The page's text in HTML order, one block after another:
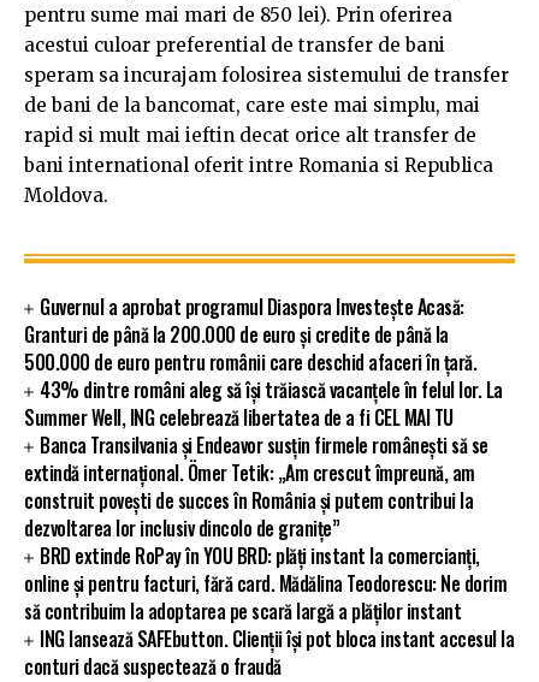
pentru sume mai mari de 850 lei). Prin oferirea
acestui culoar preferential de transfer de bani
speram sa incurajam folosirea sistemului de transfer
de bani de la bancomat, care este mai simplu, mai
rapid si mult mai ieftin decat orice alt transfer de
bani international oferit intre Romania si Republica
Moldova.
Guvernul a aprobat programul Diaspora Investește Acasă:
Granturi de până la 200.000 de euro și credite de până la
500.000 de euro pentru românii care deschid afaceri în țară.
43% dintre români aleg să își trăiască vacanțele în felul lor. La
Summer Well, ING celebrează libertatea de a fi CEL MAI TU
Banca Transilvania și Endeavor susțin firmele românești să se
extindă internațional. Ömer Tetik: „Am crescut împreună, am
construit povești de succes în România și putem contribui la
dezvoltarea lor inclusiv dincolo de granițe”
BRD extinde RoPay în YOU BRD: plăți instant la comercianți,
online și pentru facturi, fără card. Mădălina Teodorescu: Ne dorim
să contribuim la adoptarea pe scară largă a plăților instant
ING lansează SAFEbutton. Clienții își pot bloca instant accesul la
conturi dacă suspectează o fraudă